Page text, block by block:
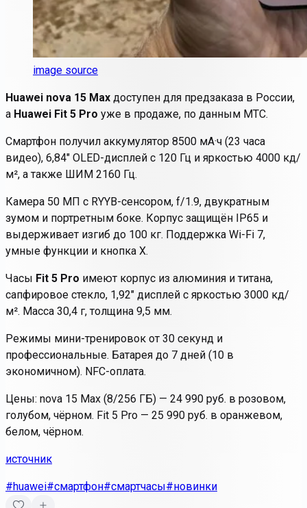
image source
Huawei nova 15 Max доступен для предзаказа в России,
а Huawei Fit 5 Pro уже в продаже, по данным МТС.
Смартфон получил аккумулятор 8500 мА·ч (23 часа
видео), 6,84" OLED-дисплей с 120 Гц и яркостью 4000 кд/
м², а также ШИМ 2160 Гц.
Камера 50 МП с RYYB-сенсором, f/1.9, двукратным
зумом и портретным боке. Корпус защищён IP65 и
выдерживает изгиб до 100 кг. Поддержка Wi-Fi 7,
умные функции и кнопка X.
Часы Fit 5 Pro имеют корпус из алюминия и титана,
сапфировое стекло, 1,92" дисплей с яркостью 3000 кд/
м². Масса 30,4 г, толщина 9,5 мм.
Режимы мини-тренировок от 30 секунд и
профессиональные. Батарея до 7 дней (10 в
экономичном). NFC-оплата.
Цены: nova 15 Max (8/256 ГБ) — 24 990 руб. в розовом,
голубом, чёрном. Fit 5 Pro — 25 990 руб. в оранжевом,
белом, чёрном.
источник
#huawei#смартфон#смартчасы#новинки